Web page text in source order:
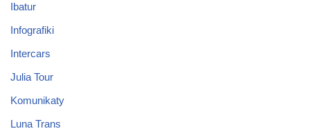
Ibatur
Infografiki
Intercars
Julia Tour
Komunikaty
Luna Trans